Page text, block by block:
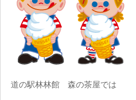
道の駅林林館 森の茶屋では